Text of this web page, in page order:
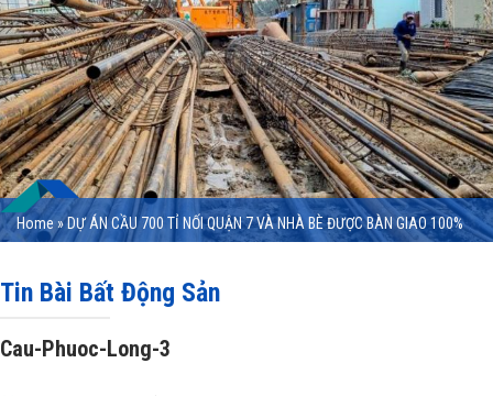
Home » DỰ ÁN CẦU 700 TỈ NỐI QUẬN 7 VÀ NHÀ BÈ ĐƯỢC BÀN GIAO 100%
Tin Bài Bất Động Sản
Cau-Phuoc-Long-3